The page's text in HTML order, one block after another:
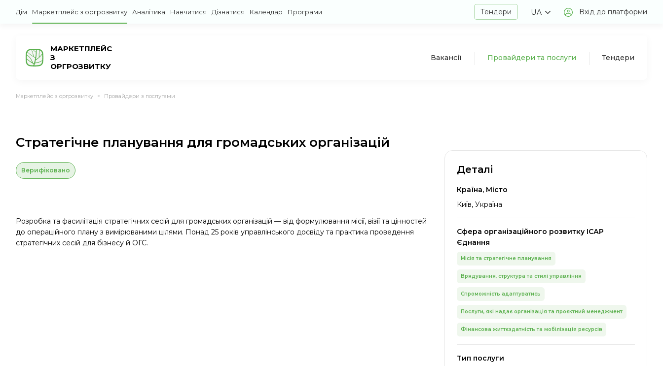
Дім Маркетплейс з оргрозвитку Аналітика Навчитися Дізнатися Календар Програми Тендери UA Вхід до платформи
МАРКЕТПЛЕЙС
З
ОРГРОЗВИТКУ
Вакансії Провайдери та послуги Тендери
Маркетплейс з оргрозвитку > Провайдери з послугами
Стратегічне планування для громадських організацій
Верифіковано
Розробка та фасилітація стратегічних сесій для громадських організацій — від формулювання місії, візії та цінностей
до операційного плану з вимірюваними цілями. Понад 25 років управлінського досвіду та практика проведення
стратегічних сесій для бізнесу й ОГС.
Деталі
Країна, Місто
Київ, Україна
Сфера організаційного розвитку ІСАР
Єднання
Місія та стратегічне планування
Врядування, структура та стилі управління
Спроможність адаптуватись
Послуги, які надає організація та проєктний менеджмент
Фінансова життєздатність та мобілізація ресурсів
Тип послуги